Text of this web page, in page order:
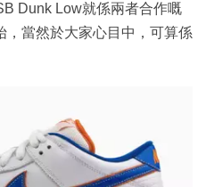
Dunk Low就係兩者合作嘅
，當然於大家心目中，可算係